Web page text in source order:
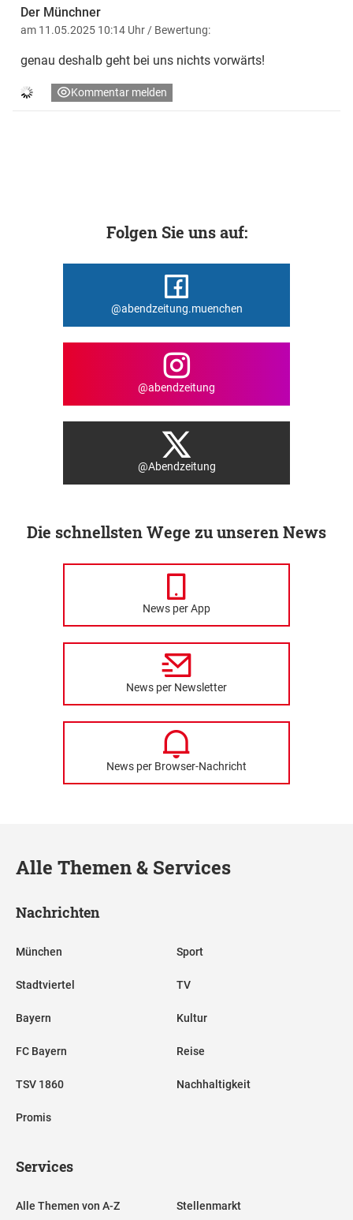
Der Münchner
am 11.05.2025 10:14 Uhr / Bewertung:
genau deshalb geht bei uns nichts vorwärts!
Kommentar melden
Folgen Sie uns auf:
@abendzeitung.muenchen
@abendzeitung
@Abendzeitung
Die schnellsten Wege zu unseren News
News per App
News per Newsletter
News per Browser-Nachricht
Alle Themen & Services
Nachrichten
München
Stadtviertel
Bayern
FC Bayern
TSV 1860
Promis
Sport
TV
Kultur
Reise
Nachhaltigkeit
Services
Alle Themen von A-Z Stellenmarkt